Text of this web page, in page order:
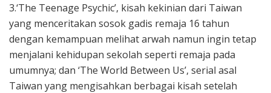
3.‘The Teenage Psychic’, kisah kekinian dari Taiwan
yang menceritakan sosok gadis remaja 16 tahun
dengan kemampuan melihat arwah namun ingin tetap
menjalani kehidupan sekolah seperti remaja pada
umumnya; dan ‘The World Between Us’, serial asal
Taiwan yang mengisahkan berbagai kisah setelah